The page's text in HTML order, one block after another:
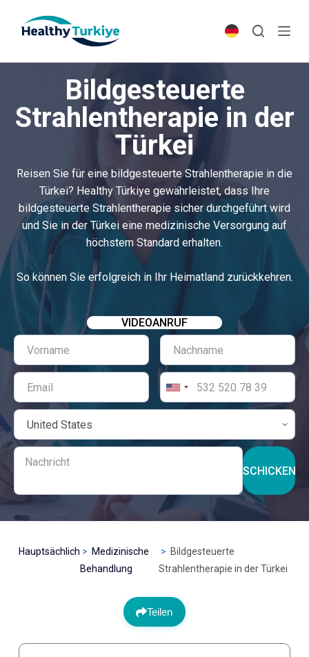
p
c
n
Bildgesteuerte
Strahlentherapie in der
Türkei
Reisen Sie für eine bildgesteuerte Strahlentherapie in die
Türkei? Healthy Türkiye gewährleistet, dass Ihre
bildgesteuerte Strahlentherapie sicher durchgeführt wird
und Sie in der Türkei eine medizinische Versorgung auf
höchstem Standard erhalten.
So können Sie erfolgreich in Ihr Heimatland zurückkehren.
VIDEOANRUF
SCHICKEN
Hauptsächlich
Medizinische
Behandlung
Bildgesteuerte
Strahlentherapie in der Türkei
Teilen